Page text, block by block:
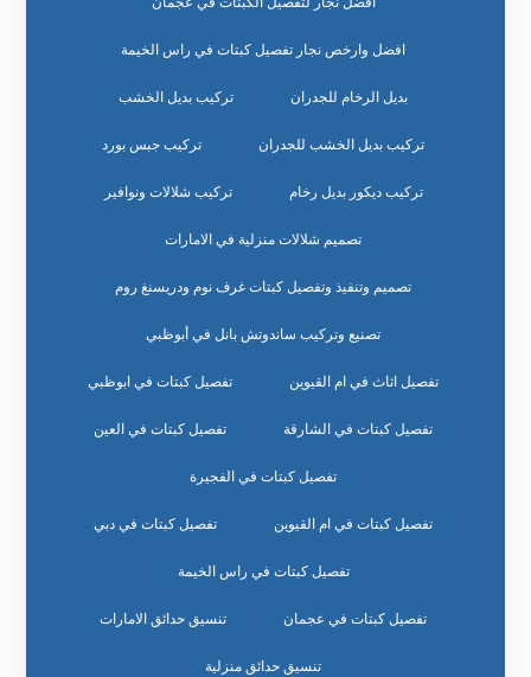
افضل وارخص نجار تفصيل كبتات في راس الخيمة
بديل الرخام للجدران تركيب بديل الخشب
تركيب بديل الخشب للجدران تركيب جبس بورد
تركيب ديكور بديل رخام تركيب شلالات ونوافير
تصميم شلالات منزلية في الامارات
تصميم وتنفيذ وتفصيل كبتات غرف نوم ودريسنغ روم
تصنيع وتركيب ساندوتش بانل في أبوظبي
تفصيل اثاث في ام القيوين تفصيل كبتات في ابوظبي
تفصيل كبتات في الشارقة تفصيل كبتات في العين
تفصيل كبتات في الفجيرة
تفصيل كبتات في ام القيوين تفصيل كبتات في دبي
تفصيل كبتات في راس الخيمة
تفصيل كبتات في عجمان تنسيق حدائق الامارات
تنسيق حدائق منزلية